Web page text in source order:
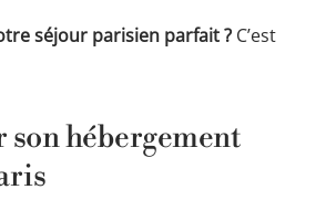
séjour parisien parfait ? C’est
hébergement